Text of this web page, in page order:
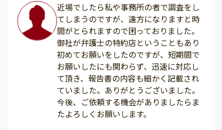
近場でしたら私や事務所の者で調査をし
てしまうのですが、遠方になりますと時
間がとられますので困っておりました。
御社が弁護士の特約店ということもあり
初めてお願いをしたのですが、短期間で
お願いしたにも関わらず、迅速に対応し
て頂き、報告書の内容も細かく記載され
ていました。ありがとうございました。
今後、ご依頼する機会がありましたらま
たよろしくお願いします。